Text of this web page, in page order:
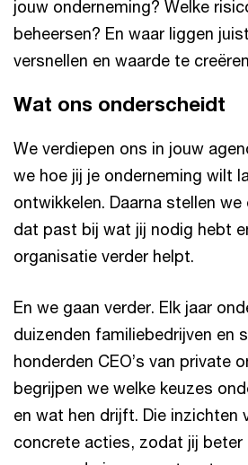
jouw onderneming? Welke
beheersen? En waar liggen
versnellen en waarde te
Wat ons onderscheidt
We verdiepen ons in jouw
we hoe jij je onderneming wilt
ontwikkelen. Daarna stellen
dat past bij wat jij nodig hebt
organisatie verder helpt.
En we gaan verder. Elk jaar
duizenden familiebedrijven en
honderden CEO’s van private
begrijpen we welke keuzes
en wat hen drijft. Die inzichten
concrete acties, zodat jij beter